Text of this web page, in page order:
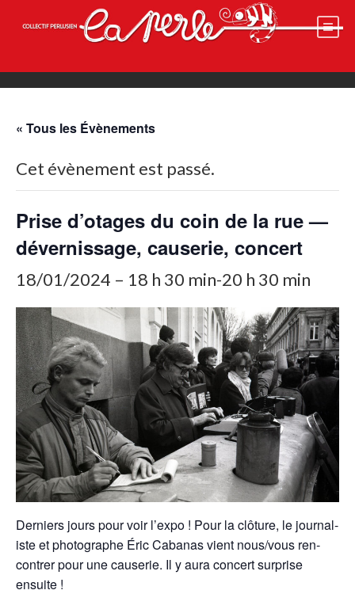
« Tous les Évènements
Cet évènement est passé.
Prise d’otages du coin de la rue —
dévernissage, causerie, concert
18/01/2024 – 18 h 30 min-20 h 30 min
Derniers jours pour voir l’ex­po ! Pour la clô­ture, le jour­nal­
iste et pho­tographe Éric Cabanas vient nous/vous ren­
con­tr­er pour une causerie. Il y aura con­cert sur­prise
ensuite !